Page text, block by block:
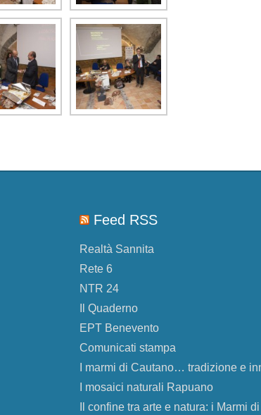
Feed RSS
Realtà Sannita
Rete 6
NTR 24
Il Quaderno
EPT Benevento
Comunicati stampa
I marmi di Cautano… tradizione e
I mosaici naturali Rapuano
Il confine tra arte e natura: i Marmi